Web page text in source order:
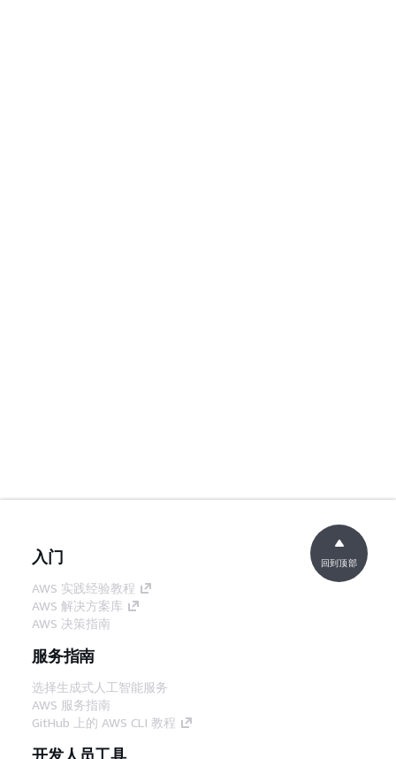
入门
AWS 实践经验教程
AWS 解决方案库
AWS 决策指南
服务指南
选择生成式人工智能服务
AWS 服务指南
GitHub 上的 AWS CLI 教程
开发人员工具
回到顶部